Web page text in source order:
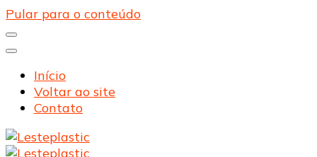
Pular para o conteúdo
Início
Voltar ao site
Contato